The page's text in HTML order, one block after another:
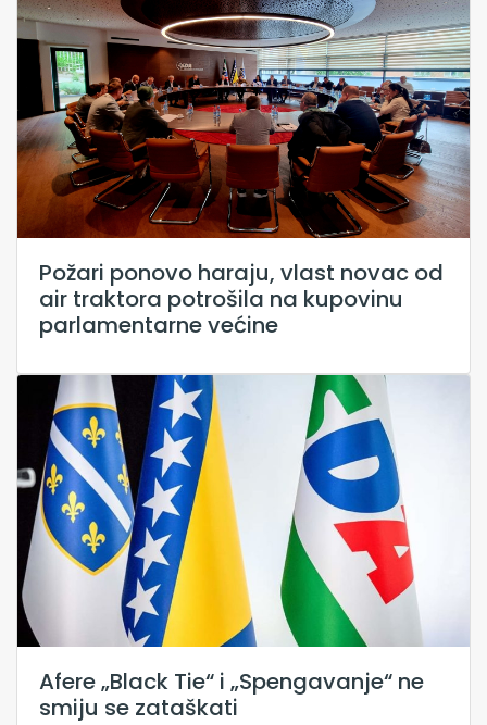
Požari ponovo haraju, vlast novac od
air traktora potrošila na kupovinu
parlamentarne većine
Afere „Black Tie“ i „Spengavanje“ ne
smiju se zataškati